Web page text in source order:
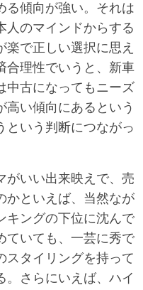
る傾向が強い。それは
人のマインドからする
楽で正しい選択に思え
合理性でいうと、新車
中古になってもニーズ
高い傾向にあるという
という判断につながっ
いい出来映えで、売
かといえば、当然なが
キングの下位に沈んで
ていても、一芸に秀で
スタイリングを持って
。さらにいえば、ハイ